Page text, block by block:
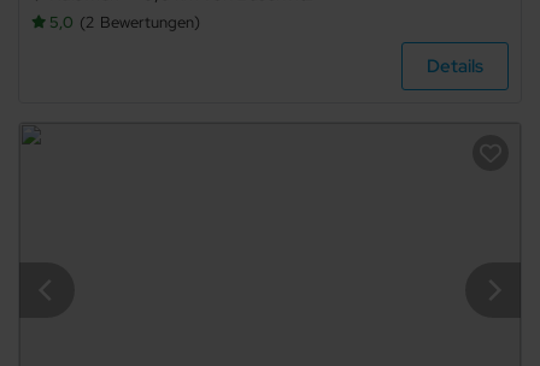
5,0 2 Bewertungen
Details